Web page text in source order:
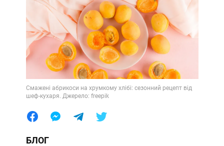
Лайфхаки
Смажені абрикоси на хрумкому хлібі: сезонний рецепт від
шеф-кухаря. Джерело: freepik
БЛОГ